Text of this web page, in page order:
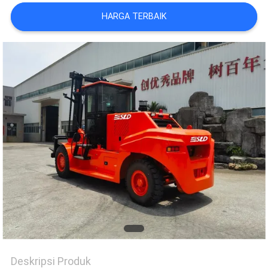
HARGA TERBAIK
Deskripsi Produk